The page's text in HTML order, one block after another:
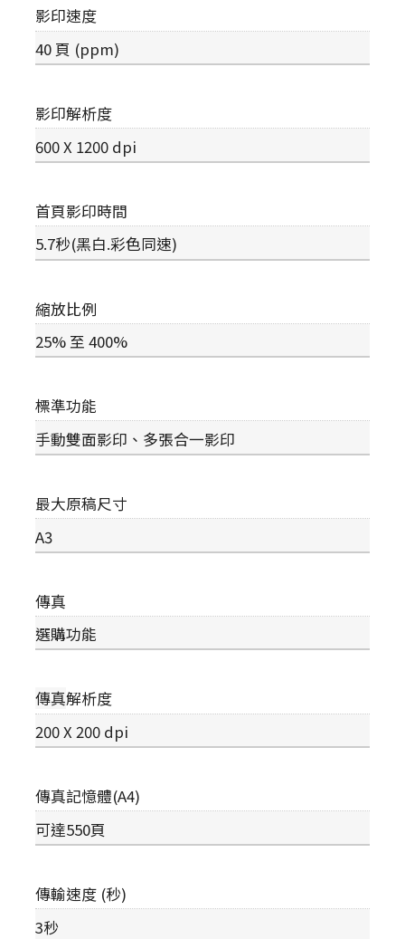
影印速度
40 頁 (ppm)
影印解析度
600 X 1200 dpi
首頁影印時間
5.7秒(黑白.彩色同速)
縮放比例
25% 至 400%
標準功能
手動雙面影印、多張合一影印
最大原稿尺寸
A3
傳真
選購功能
傳真解析度
200 X 200 dpi
傳真記憶體(A4)
可達550頁
傳輸速度 (秒)
3秒